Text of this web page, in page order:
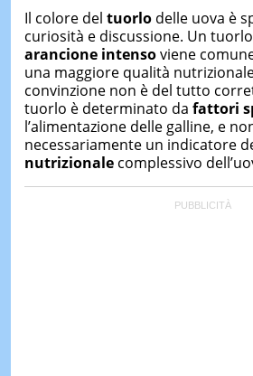
Marketing. Scrive articoli in
contenuti per social media, con
Società, Moda e Bellezza.
Il colore del tuorlodelle uova è
curiosità e discussione. Un
arancione intensoviene
una maggiore qualità
convinzione non è del tutto
tuorlo è determinato da fattori
l’alimentazione delle galline, e
necessariamente un indicatore
nutrizionalecomplessivo